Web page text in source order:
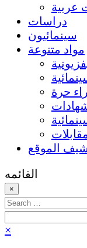
عربية
دراسات
سينمائيون
مواد متنوعة
آراء حرة
مقابلات
الموقع
القائمه
×
Search
for:
×